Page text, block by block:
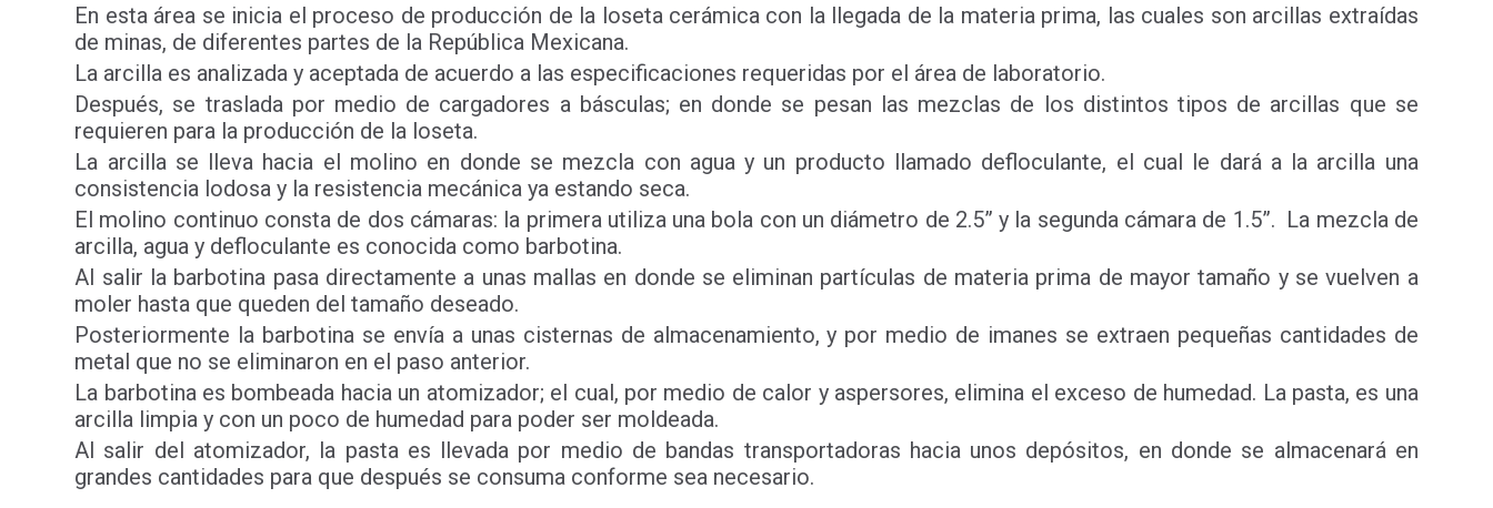
En esta área se inicia el proceso de producción de la loseta cerámica con la llegada de la materia prima, las cuales son arcillas extraídas
de minas, de diferentes partes de la República Mexicana.
La arcilla es analizada y aceptada de acuerdo a las especificaciones requeridas por el área de laboratorio.
Después, se traslada por medio de cargadores a básculas; en donde se pesan las mezclas de los distintos tipos de arcillas que se
requieren para la producción de la loseta.
La arcilla se lleva hacia el molino en donde se mezcla con agua y un producto llamado defloculante, el cual le dará a la arcilla una
consistencia lodosa y la resistencia mecánica ya estando seca.
El molino continuo consta de dos cámaras: la primera utiliza una bola con un diámetro de 2.5” y la segunda cámara de 1.5”. La mezcla de
arcilla, agua y defloculante es conocida como barbotina.
Al salir la barbotina pasa directamente a unas mallas en donde se eliminan partículas de materia prima de mayor tamaño y se vuelven a
moler hasta que queden del tamaño deseado.
Posteriormente la barbotina se envía a unas cisternas de almacenamiento, y por medio de imanes se extraen pequeñas cantidades de
metal que no se eliminaron en el paso anterior.
La barbotina es bombeada hacia un atomizador; el cual, por medio de calor y aspersores, elimina el exceso de humedad. La pasta, es una
arcilla limpia y con un poco de humedad para poder ser moldeada.
Al salir del atomizador, la pasta es llevada por medio de bandas transportadoras hacia unos depósitos, en donde se almacenará en
grandes cantidades para que después se consuma conforme sea necesario.